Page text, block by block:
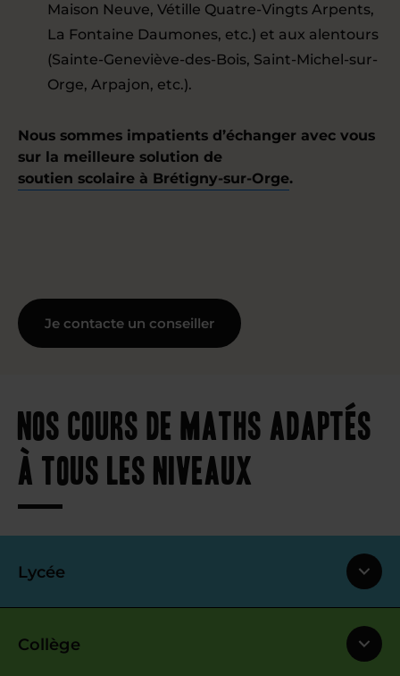
Maison Neuve, Vétille Quatre-Vingts Arpents,
La Fontaine Daumones, etc.) et aux alentours
(Sainte-Geneviève-des-Bois, Saint-Michel-sur-
Orge, Arpajon, etc.).
Nous sommes impatients d’échanger avec vous
sur la meilleure solution de
soutien scolaire à Brétigny-sur-Orge.
Je contacte un conseiller
Nos cours de maths adaptés
à tous les niveaux
Lycée
Collège